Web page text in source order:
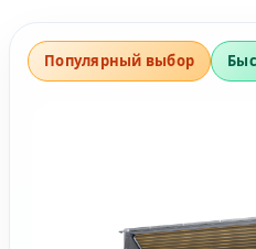
Популярный выбор